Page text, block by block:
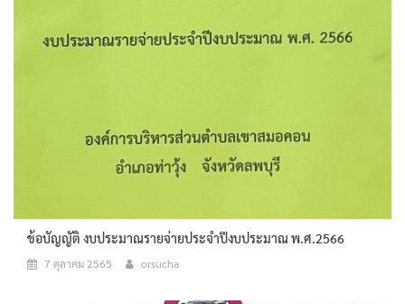
ข้อบัญญัติ งบประมาณรายจ่ายประจำปีงบประมาณ พ.ศ.2566
7 ตุลาคม 2565 orsucha